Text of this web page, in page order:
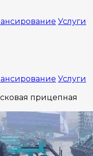
Услуги
Услуги
прицепная